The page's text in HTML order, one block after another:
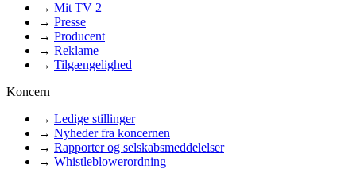
→ Mit TV 2
→ Presse
→ Producent
→ Reklame
→ Tilgængelighed
Koncern
→ Ledige stillinger
→ Nyheder fra koncernen
→ Rapporter og selskabsmeddelelser
→ Whistleblowerordning